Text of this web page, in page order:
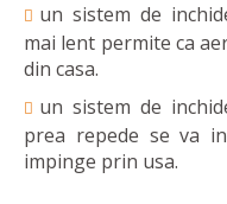
un sistem de
mai lent permite ca
din casa.
un sistem de
prea repede se va
impinge prin usa.